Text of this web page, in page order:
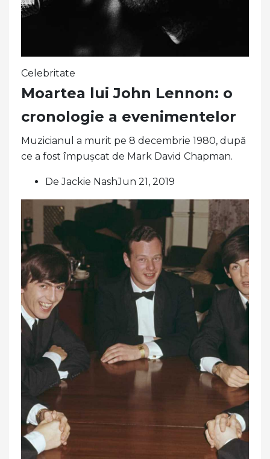
Celebritate
Moartea lui John Lennon: o
cronologie a evenimentelor
Muzicianul a murit pe 8 decembrie 1980, după
ce a fost împușcat de Mark David Chapman.
De Jackie NashJun 21, 2019